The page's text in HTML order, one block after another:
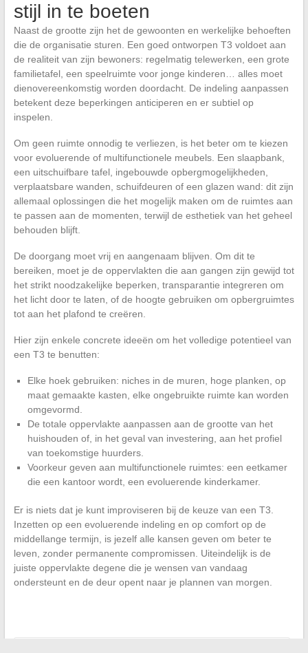
stijl in te boeten
Naast de grootte zijn het de gewoonten en werkelijke behoeften
die de organisatie sturen. Een goed ontworpen T3 voldoet aan
de realiteit van zijn bewoners: regelmatig telewerken, een grote
familietafel, een speelruimte voor jonge kinderen… alles moet
dienovereenkomstig worden doordacht. De indeling aanpassen
betekent deze beperkingen anticiperen en er subtiel op
inspelen.
Om geen ruimte onnodig te verliezen, is het beter om te kiezen
voor evoluerende of multifunctionele meubels. Een slaapbank,
een uitschuifbare tafel, ingebouwde opbergmogelijkheden,
verplaatsbare wanden, schuifdeuren of een glazen wand: dit zijn
allemaal oplossingen die het mogelijk maken om de ruimtes aan
te passen aan de momenten, terwijl de esthetiek van het geheel
behouden blijft.
De doorgang moet vrij en aangenaam blijven. Om dit te
bereiken, moet je de oppervlakten die aan gangen zijn gewijd tot
het strikt noodzakelijke beperken, transparantie integreren om
het licht door te laten, of de hoogte gebruiken om opbergruimtes
tot aan het plafond te creëren.
Hier zijn enkele concrete ideeën om het volledige potentieel van
een T3 te benutten:
Elke hoek gebruiken: niches in de muren, hoge planken, op
maat gemaakte kasten, elke ongebruikte ruimte kan worden
omgevormd.
De totale oppervlakte aanpassen aan de grootte van het
huishouden of, in het geval van investering, aan het profiel
van toekomstige huurders.
Voorkeur geven aan multifunctionele ruimtes: een eetkamer
die een kantoor wordt, een evoluerende kinderkamer.
Er is niets dat je kunt improviseren bij de keuze van een T3.
Inzetten op een evoluerende indeling en op comfort op de
middellange termijn, is jezelf alle kansen geven om beter te
leven, zonder permanente compromissen. Uiteindelijk is de
juiste oppervlakte degene die je wensen van vandaag
ondersteunt en de deur opent naar je plannen van morgen.